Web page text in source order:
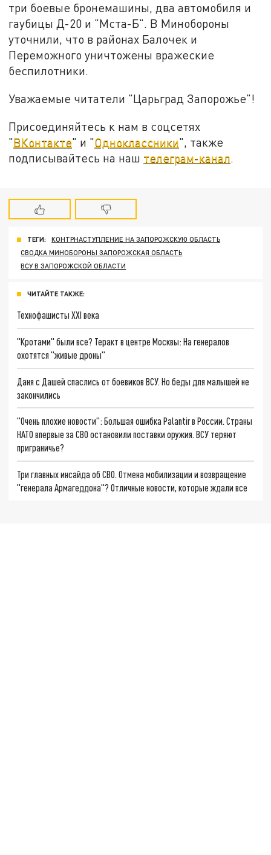
три боевые бронемашины, два автомобиля и
гаубицы Д-20 и "Мста-Б". В Минобороны
уточнили, что в районах Балочек и
Переможного уничтожены вражеские
беспилотники.
Уважаемые читатели "Царьград Запорожье"!
Присоединяйтесь к нам в соцсетях
"ВКонтакте" и "Одноклассники", также
подписывайтесь на наш телеграм-канал.
ТЕГИ:
КОНТРНАСТУПЛЕНИЕ НА ЗАПОРОЖСКУЮ ОБЛАСТЬ
СВОДКА МИНОБОРОНЫ ЗАПОРОЖСКАЯ ОБЛАСТЬ
ВСУ В ЗАПОРОЖСКОЙ ОБЛАСТИ
ЧИТАЙТЕ ТАКЖЕ:
Технофашисты XXI века
"Кротами" были все? Теракт в центре Москвы: На генералов
охотятся "живые дроны"
Даня с Дашей спаслись от боевиков ВСУ. Но беды для малышей не
закончились
"Очень плохие новости": Большая ошибка Palantir в России. Страны
НАТО впервые за СВО остановили поставки оружия. ВСУ теряют
приграничье?
Три главных инсайда об СВО. Отмена мобилизации и возвращение
"генерала Армагеддона"? Отличные новости, которые ждали все